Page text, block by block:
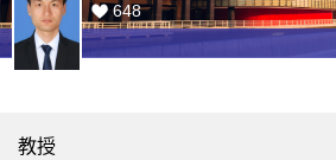
648
教授